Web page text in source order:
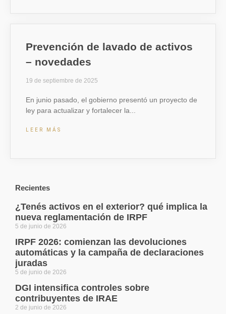
Prevención de lavado de activos
– novedades
19 de septiembre de 2025
En junio pasado, el gobierno presentó un proyecto de
ley para actualizar y fortalecer la
LEER MÁS
Recientes
¿Tenés activos en el exterior? qué implica la
nueva reglamentación de IRPF
5 de junio de 2026
IRPF 2026: comienzan las devoluciones
automáticas y la campaña de declaraciones
juradas
5 de junio de 2026
DGI intensifica controles sobre
contribuyentes de IRAE
2 de junio de 2026